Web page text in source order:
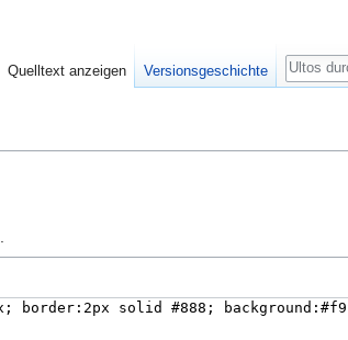
Quelltext anzeigen Versionsgeschichte
Suche